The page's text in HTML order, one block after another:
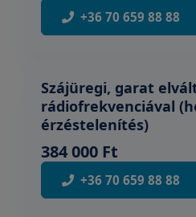
+36 70 659 88 88
Szájüregi, garat
rádiofrekvenciával
érzéstelenítés)
384 000 Ft
+36 70 659 88 88